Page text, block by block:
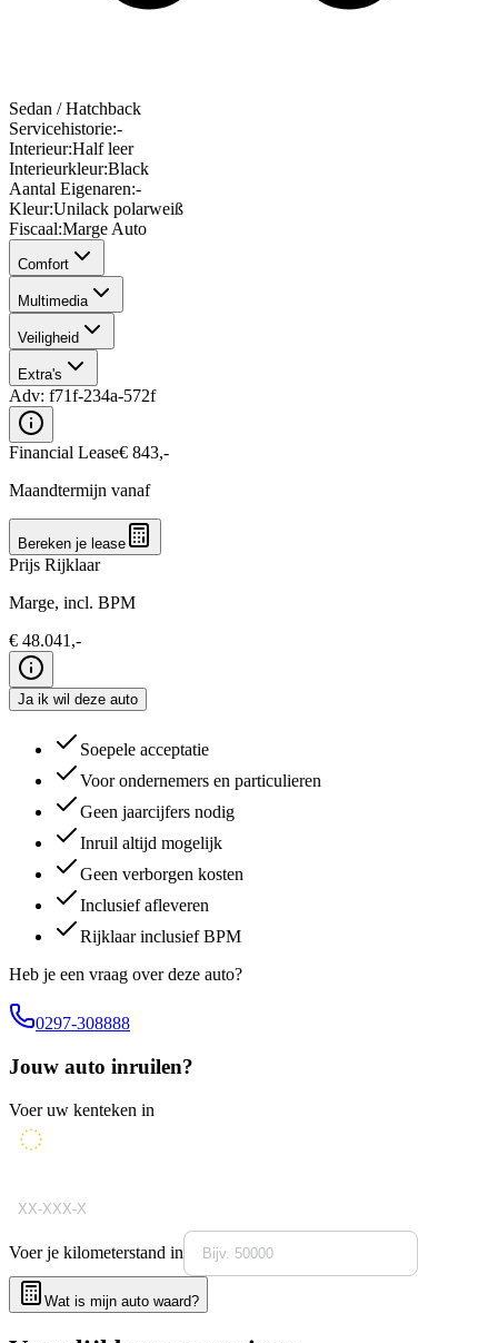
Sedan / Hatchback
Servicehistorie:-
Interieur:Half leer
Interieurkleur:Black
Aantal Eigenaren:-
Kleur:Unilack polarweiß
Fiscaal:Marge Auto
Comfort
Multimedia
Veiligheid
Extra's
Adv: f71f-234a-572f
Financial Lease€ 843,-
Maandtermijn vanaf
Bereken je lease
Prijs Rijklaar
Marge, incl. BPM
€ 48.041 ,-
Ja ik wil deze auto
Soepele acceptatie
Voor ondernemers en particulieren
Geen jaarcijfers nodig
Inruil altijd mogelijk
Geen verborgen kosten
Inclusief afleveren
Rijklaar inclusief BPM
Heb je een vraag over deze auto?
0297-308888
Jouw auto inruilen?
Voer uw kenteken in
Voer je kilometerstand in
Wat is mijn auto waard?